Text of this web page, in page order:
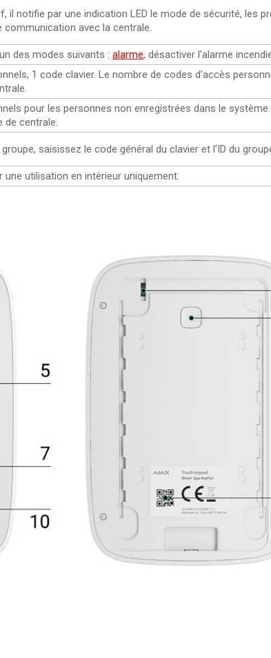
il notifie par une indication LED le mode de sécurité, les
avec la centrale.
des modes suivants : alarme, désactiver l'alarme
1 code clavier. Le nombre de codes d'accès
pour les personnes non enregistrées dans le
de centrale.
saisissez le code général du clavier et l'ID du
utilisation en intérieur uniquement.